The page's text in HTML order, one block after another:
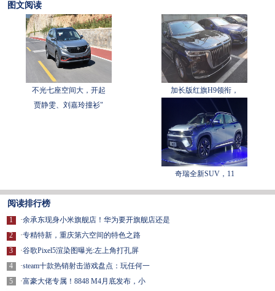
图文阅读
不光七座空间大，开起
加长版红旗H9领衔，
贾静雯、刘嘉玲撞衫"
奇瑞全新SUV，11
阅读排行榜
1
2
3
4
5
·余承东现身小米旗舰店！华为要开旗舰店还是
·专精特新，重庆第六空间的特色之路
·谷歌Pixel5渲染图曝光:左上角打孔屏
·steam十款热销射击游戏盘点：玩任何一
·富豪大佬专属！8848 M4月底发布，小